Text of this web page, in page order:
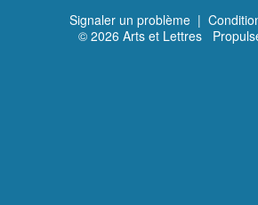
Signaler un problème |
© 2026 Arts et Lettres